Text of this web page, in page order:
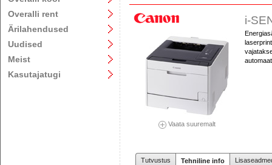
Overalli rent
Ärilahendused
Uudised
Meist
Kasutajatugi
Vaata suuremalt
i-
Tutvustus Tehniline info